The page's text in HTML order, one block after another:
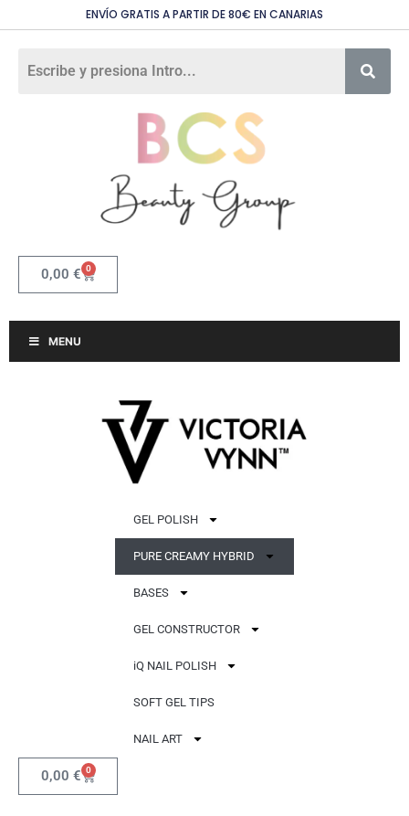
ENVÍO GRATIS A PARTIR DE 80€ EN CANARIAS
0,00 € 0
MENU
GEL POLISH
PURE CREAMY HYBRID
BASES
GEL CONSTRUCTOR
iQ NAIL POLISH
SOFT GEL TIPS
NAIL ART
0,00 € 0